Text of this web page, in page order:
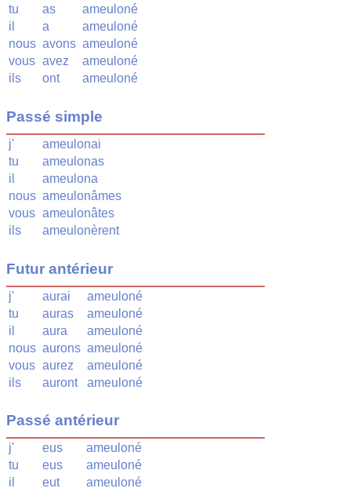
tu
as
ameuloné
il
a
ameuloné
nous avons ameuloné
vous avez
ameuloné
ils
ont ameuloné
Passé simple
j'
ameulonai
tu
ameulonas
il
ameulona
nous ameulonâmes
vous ameulonâtes
ils
ameulonèrent
Futur antérieur
j' aurai
ameuloné
tu
auras
ameuloné
il
aura
ameuloné
nous aurons ameuloné
vous aurez
ameuloné
ils
auront ameuloné
Passé antérieur
j' eus
ameuloné
tu
eus
ameuloné
il
eut
ameuloné